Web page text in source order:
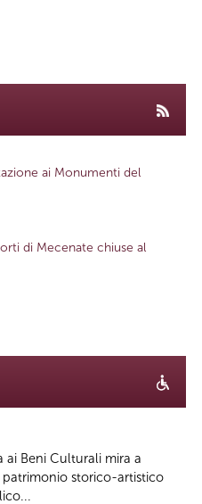
ai Monumenti del
di Mecenate chiuse al
ai Beni Culturali mira a
patrimonio storico-artistico